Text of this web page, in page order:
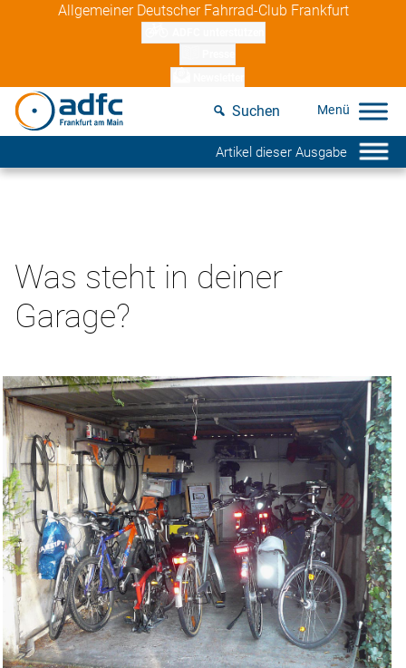
Allgemeiner Deutscher Fahrrad-Club Frankfurt
Suchen
Artikel dieser Ausgabe
Was steht in deiner
Garage?